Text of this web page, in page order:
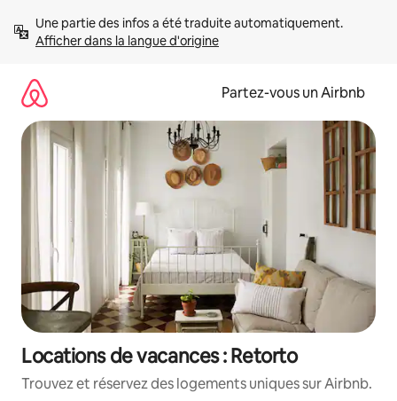
directement
Afficher dans la langue d'origine
Partez-vous un Airbnb
Locations de vacances : Retorto
Trouvez et réservez des logements uniques sur Airbnb.